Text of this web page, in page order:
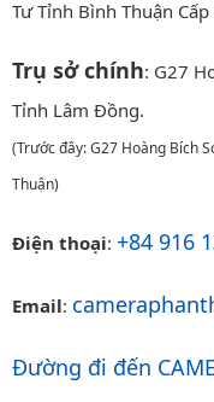
Tư Tỉnh Bình Thuận
Trụ sở chính: G27
Tỉnh Lâm Đồng.
(Trước đây: G27 Hoàng Bích
Thuận)
Điện thoại: +84 916
Email:
Đường đi đến